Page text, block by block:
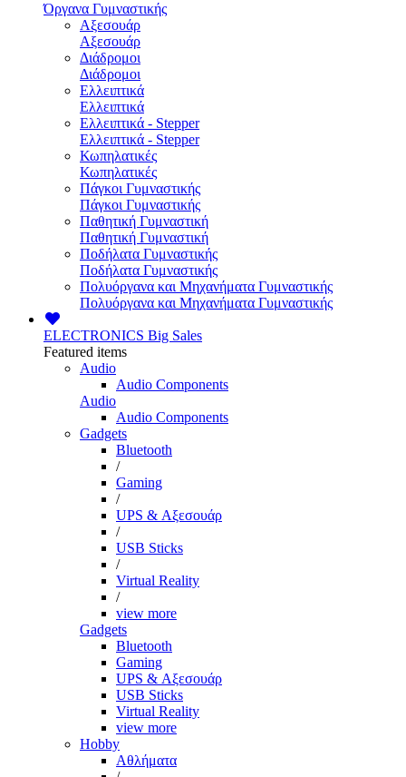
Όργανα Γυμναστικής
Αξεσουάρ
Αξεσουάρ
Διάδρομοι
Διάδρομοι
Ελλειπτικά
Ελλειπτικά
Ελλειπτικά - Stepper
Ελλειπτικά - Stepper
Κωπηλατικές
Κωπηλατικές
Πάγκοι Γυμναστικής
Πάγκοι Γυμναστικής
Παθητική Γυμναστική
Παθητική Γυμναστική
Ποδήλατα Γυμναστικής
Ποδήλατα Γυμναστικής
Πολυόργανα και Μηχανήματα Γυμναστικής
Πολυόργανα και Μηχανήματα Γυμναστικής
ELECTRONICS Big Sales
Featured items
Audio
Audio Components
Audio
Audio Components
Gadgets
Bluetooth
/
Gaming
/
UPS & Αξεσουάρ
/
USB Sticks
/
Virtual Reality
/
view more
Gadgets
Bluetooth
Gaming
UPS & Αξεσουάρ
USB Sticks
Virtual Reality
view more
Hobby
Αθλήματα